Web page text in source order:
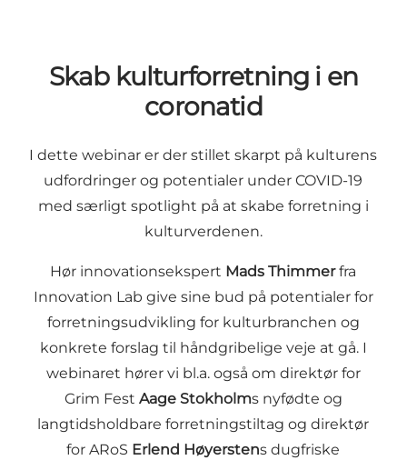
Skab kulturforretning i en
coronatid
I dette webinar er der stillet skarpt på kulturens
udfordringer og potentialer under COVID-19
med særligt spotlight på at skabe forretning i
kulturverdenen.
Hør innovationsekspert Mads Thimmerfra
Innovation Lab give sine bud på potentialer for
forretningsudvikling for kulturbranchen og
konkrete forslag til håndgribelige veje at gå. I
webinaret hører vi bl.a. også om direktør for
Grim Fest Aage Stokholms nyfødte og
langtidsholdbare forretningstiltag og direktør
for ARoS Erlend Høyerstens dugfriske